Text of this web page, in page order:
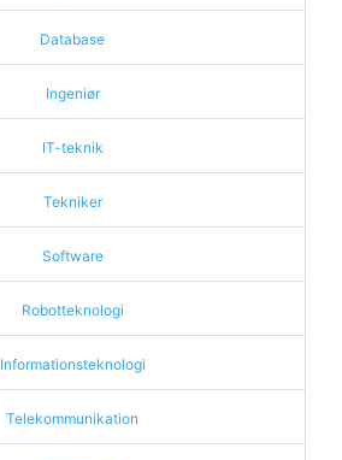
Database
Ingeniør
IT-teknik
Tekniker
Software
Robotteknologi
Informationsteknologi
Telekommunikation